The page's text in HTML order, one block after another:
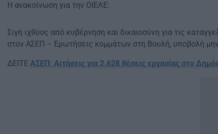
Η ανακοίνωση για την ΟΙΕΛΕ:
Σιγή ιχθύος από κυβέρνηση και δικαιοσύνη για τις
στον ΑΣΕΠ – Ερωτήσεις κομμάτων στη Βουλή, υποβολή
ΔΕΙΤΕ ΑΣΕΠ: Αιτήσεις για 2.628 θέσεις εργασίας στο